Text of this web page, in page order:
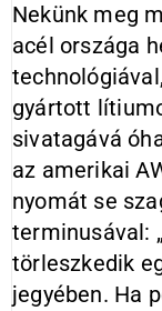
Nekünk meg
acél országa
gyártott
sivatagává
az amerikai
nyomát se
terminusával:
törleszkedik
jegyében. Ha